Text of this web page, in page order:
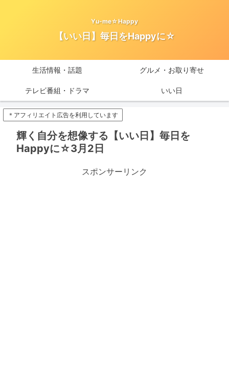
Yu-me☆Happy
【いい日】毎日をHappyに☆
生活情報・話題 グルメ・お取り寄せ
テレビ番組・ドラマ いい日
＊アフィリエイト広告を利用しています
輝く自分を想像する【いい日】毎日を
Happyに☆3月2日
スポンサーリンク